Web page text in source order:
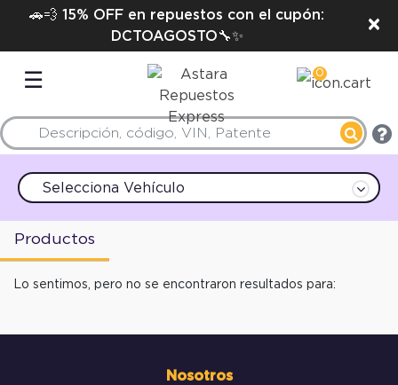
🚗💨 15% OFF en repuestos con el cupón:
DCTOAGOSTO🔧✨
×
☰ 0
Selecciona Vehículo
Productos
Lo sentimos, pero no se encontraron resultados para:
Nosotros